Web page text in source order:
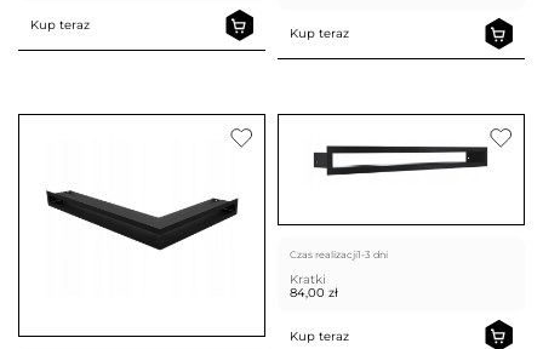
Kup teraz
Kup teraz
Czas realizacji1-3 dni
Kratki
84,00 zł
Kup teraz